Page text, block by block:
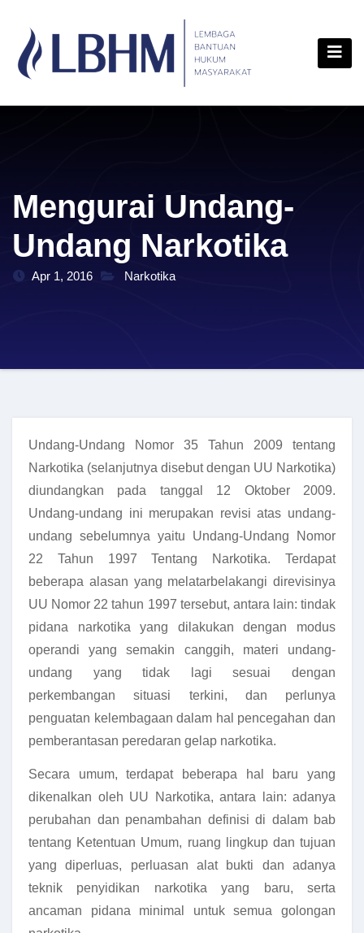
content
Mengurai Undang-
Undang Narkotika
Apr 1, 2016 Narkotika
Undang-Undang Nomor 35 Tahun 2009 tentang
Narkotika (selanjutnya disebut dengan UU Narkotika)
diundangkan pada tanggal 12 Oktober 2009.
Undang-undang ini merupakan revisi atas undang-
undang sebelumnya yaitu Undang-Undang Nomor
22 Tahun 1997 Tentang Narkotika. Terdapat
beberapa alasan yang melatarbelakangi direvisinya
UU Nomor 22 tahun 1997 tersebut, antara lain: tindak
pidana narkotika yang dilakukan dengan modus
operandi yang semakin canggih, materi undang-
undang yang tidak lagi sesuai dengan
perkembangan situasi terkini, dan perlunya
penguatan kelembagaan dalam hal pencegahan dan
pemberantasan peredaran gelap narkotika.
Secara umum, terdapat beberapa hal baru yang
dikenalkan oleh UU Narkotika, antara lain: adanya
perubahan dan penambahan definisi di dalam bab
tentang Ketentuan Umum, ruang lingkup dan tujuan
yang diperluas, perluasan alat bukti dan adanya
teknik penyidikan narkotika yang baru, serta
ancaman pidana minimal untuk semua golongan